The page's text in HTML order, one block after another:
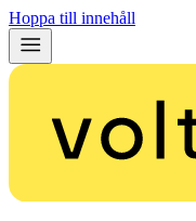
Hoppa till innehåll